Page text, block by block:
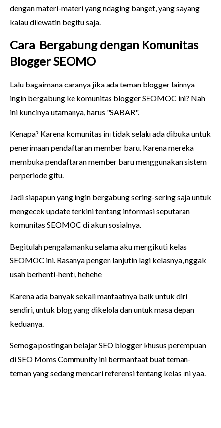
dengan materi-materi yang ndaging banget, yang sayang
kalau dilewatin begitu saja.
Cara Bergabung dengan Komunitas
Blogger SEOMO
Lalu bagaimana caranya jika ada teman blogger lainnya
ingin bergabung ke komunitas blogger SEOMOC ini? Nah
ini kuncinya utamanya, harus "SABAR".
Kenapa? Karena komunitas ini tidak selalu ada dibuka untuk
penerimaan pendaftaran member baru. Karena mereka
membuka pendaftaran member baru menggunakan sistem
perperiode gitu.
Jadi siapapun yang ingin bergabung sering-sering saja untuk
mengecek update terkini tentang informasi seputaran
komunitas SEOMOC di akun sosialnya.
Begitulah pengalamanku selama aku mengikuti kelas
SEOMOC ini. Rasanya pengen lanjutin lagi kelasnya, nggak
usah berhenti-henti, hehehe
Karena ada banyak sekali manfaatnya baik untuk diri
sendiri, untuk blog yang dikelola dan untuk masa depan
keduanya.
Semoga postingan belajar SEO blogger khusus perempuan
di SEO Moms Community ini bermanfaat buat teman-
teman yang sedang mencari referensi tentang kelas ini yaa.